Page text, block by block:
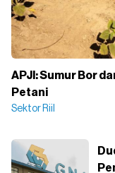
APJI: Sumur Bor
Petani
Sektor Riil